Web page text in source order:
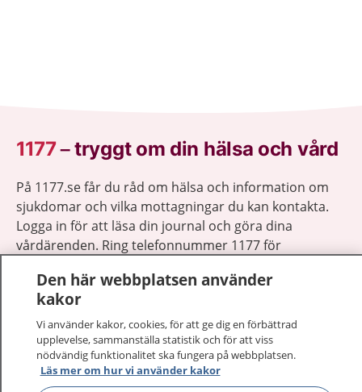
1177–tryggt om din hälsa och vård
På 1177.se får du råd om hälsa och information om
sjukdomar och vilka mottagningar du kan kontakta.
Logga in för att läsa din journal och göra dina
vårdärenden. Ring telefonnummer 1177 för
1177 ger dig råd när du vill må bättre.
Visa
Den här webbplatsen använder
kakor
Vi använder kakor, cookies, för att ge dig en förbättrad
upplevelse, sammanställa statistik och för att viss
nödvändig funktionalitet ska fungera på webbplatsen.
Läs mer om hur vi använder kakor